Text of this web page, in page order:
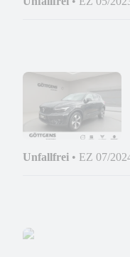
Unfallfrei • EZ 07/